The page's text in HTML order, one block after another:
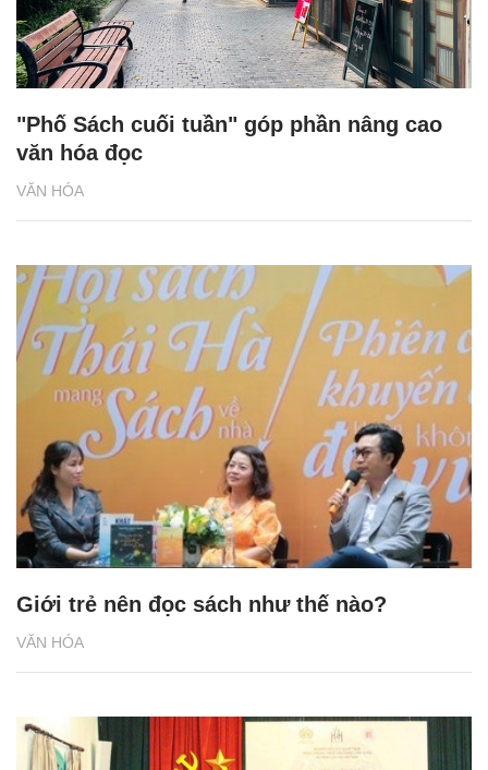
VĂN HÓA
"Phố Sách cuối tuần" góp phần nâng cao
văn hóa đọc
VĂN HÓA
Giới trẻ nên đọc sách như thế nào?